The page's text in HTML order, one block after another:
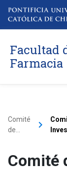
Facultad
Farmacia
Comité
de…
keyboard_arrow_right
Comité